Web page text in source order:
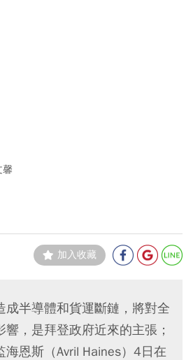
馨
加入收藏
成半導體和貨運斷鏈，將對全
，是拜登政府近來的主張；
海恩斯（Avril Haines）4日在